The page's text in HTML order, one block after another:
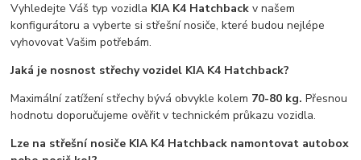
Vyhledejte Váš typ vozidla KIA K4 Hatchback v našem
konfigurátoru a vyberte si střešní nosiče, které budou nejlépe
vyhovovat Vašim potřebám.
Jaká je nosnost střechy vozidel KIA K4 Hatchback?
Maximální zatížení střechy bývá obvykle kolem 70-80 kg. Přesnou
hodnotu doporučujeme ověřit v technickém průkazu vozidla.
Lze na střešní nosiče KIA K4 Hatchback namontovat autobox